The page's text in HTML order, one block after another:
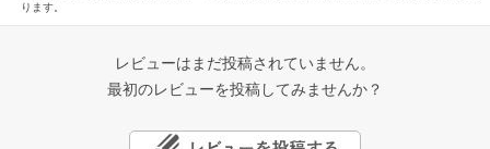
ります。
レビューはまだ投稿されていません。
最初のレビューを投稿してみませんか？